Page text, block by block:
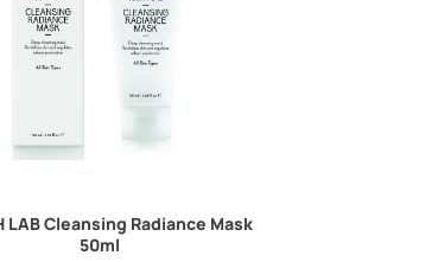
LAB Cleansing Radiance Mask
50ml